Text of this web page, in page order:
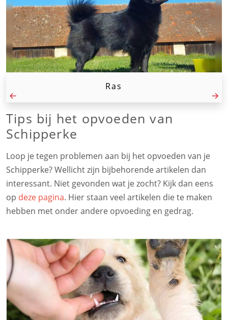
Ras
Tips bij het opvoeden van
Schipperke
Loop je tegen problemen aan bij het opvoeden van je
Schipperke? Wellicht zijn bijbehorende artikelen dan
interessant. Niet gevonden wat je zocht? Kijk dan eens
op deze pagina. Hier staan veel artikelen die te maken
hebben met onder andere opvoeding en gedrag.